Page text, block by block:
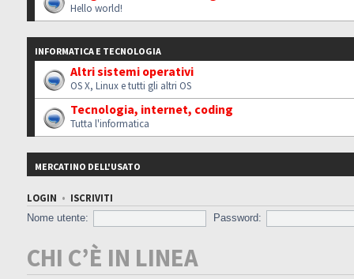
Hello world!
INFORMATICA E TECNOLOGIA
Altri sistemi operativi
OS X, Linux e tutti gli altri OS
Tecnologia, internet, coding
Tutta l'informatica
MERCATINO DELL'USATO
LOGIN • ISCRIVITI
Nome utente:
Password:
CHI C’È IN LINEA